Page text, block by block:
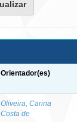
Orientador(es)
Oliveira, Carina
Costa de